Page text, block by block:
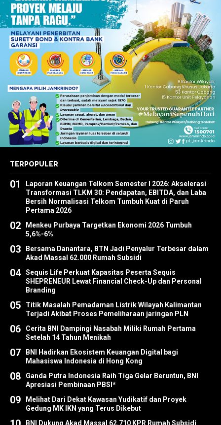
TERPOPULER
01
Laporan Keuangan Telkom Semester I 2026: Akselerasi
Transformasi TLKM 30: Pendapatan, EBITDA, dan Laba
Bersih Normalisasi Telkom Tumbuh Kuat di Paruh
Pertama 2026
02
Menkeu Purbaya Targetkan Ekonomi 2026 Tumbuh
5,6%-6%
03
Bersama Danantara, BTN Jadi Penyalur Terbesar dalam
Akad Massal 62.000 Rumah Subsidi
04
Sequis Life Perkuat Kapasitas Peserta Sequis
SHEPRENEUR Lewat Financial Check-Up dan Personal
Branding
05
Titik Masalah Pemadaman Listrik Wilayah Kalimantan
Terjadi Akibat Proses Pemeliharaan jaringan PLN
06
Cerita BNI Dampingi Nasabah Miliki Rumah Pertama
Setelah 14 Tahun Menikah
07
BNI Hadirkan Ekosistem Keuangan Digital bagi
Mahasiswa Indonesia di Hong Kong
08
Ganda Putra Indonesia Raih Tiga Gelar Beruntun, BNI
Apresiasi Pembinaan PBSI*
09
Melihat Dari Dekat Kawasan Yudikatif dan Proyek
Gedung MK IKN yang Terus Dikebut
BNI Dukung Akad Massal 62.710 KPR Rumah Subsidi